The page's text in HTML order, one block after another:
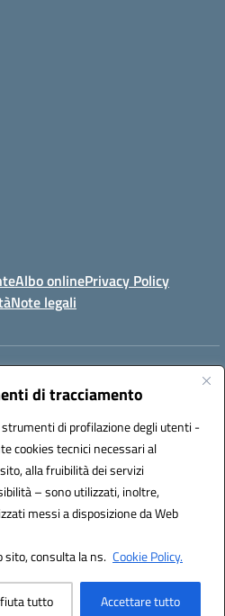
di tracciamento
di profilazione degli utenti -
cookies tecnici necessari al
alla fruibilità dei servizi
– sono utilizzati, inoltre,
messi a disposizione da Web
sito, consulta la ns. Cookie Policy.
tutto Accettare tutto
Albo onlinePrivacy Policy
Note legali
Email:leic81300l@istruzione.it
UF1W44
by 3D Solution S.r.l.
by Designers Italia